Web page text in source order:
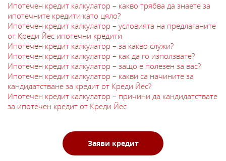
Ипотечен кредит калкулатор – какво трябва да знаете за
ипотечните кредити като цяло?
Ипотечен кредит калкулатор – условията на предлаганите
от Креди Йес ипотечни кредити
Ипотечен кредит калкулатор – за какво служи?
Ипотечен кредит калкулатор – как да го използвате?
Ипотечен кредит калкулатор – защо е полезен за вас?
Ипотечен кредит калкулатор – какви са начините за
кандидатстване за кредит от Креди Йес?
Ипотечен кредит калкулатор – причини да кандидатствате
за ипотечен кредит от Креди Йес
Заяви кредит